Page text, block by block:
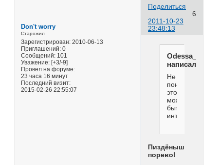
Поделиться
6
2011-10-23
23:48:13
Don't worry
Старожил
Зарегистрирован: 2010-06-13
Приглашений: 0
Сообщений: 101
Уважение: [+3/-9]
Провел на форуме:
23 часа 16 минут
Последний визит:
2015-02-26 22:55:07
написал(а):
Не
понимаю,кому
это
может
быть
интересно?
Пиздёныш
порево!